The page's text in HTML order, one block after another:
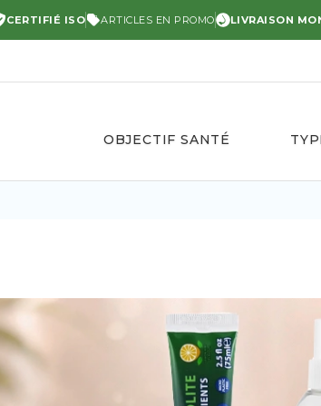
CERTIFIÉ ISO ARTICLES EN PROMO LIVRAISON
OBJECTIF SANTÉ